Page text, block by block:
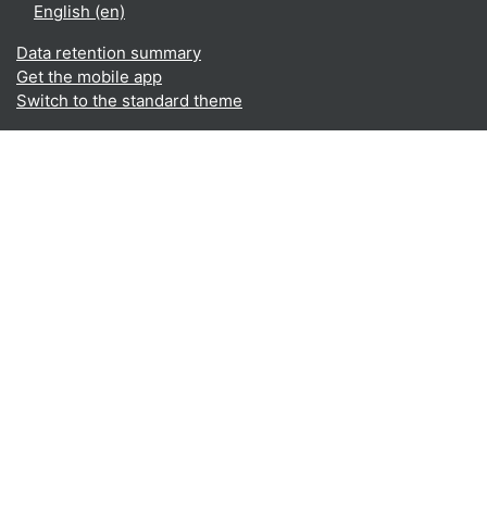
English ‎(en)‎
Data retention summary
Get the mobile app
Switch to the standard theme